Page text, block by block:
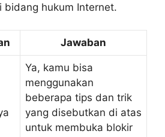
bidang hukum Internet.
Jawaban
Ya, kamu bisa
menggunakan
beberapa tips dan trik
yang disebutkan di atas
untuk membuka blokir